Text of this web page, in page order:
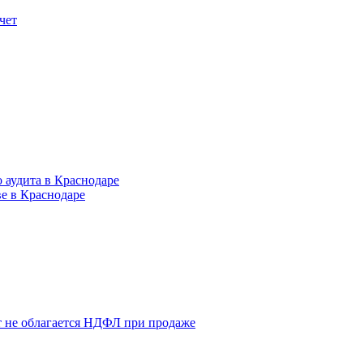
аудита в Краснодаре
в Краснодаре
не облагается НДФЛ при продаже